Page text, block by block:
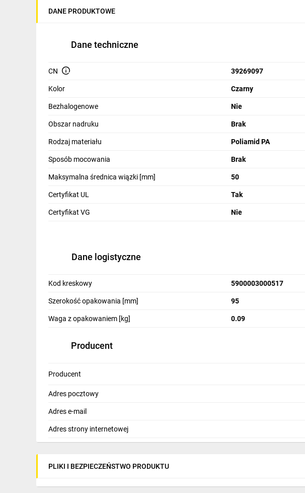
Dom i ogród
Odzież ochronna i BHP
Inne
Budowa i Remont
Elektronika
Smart home
Telewizja naziemna i satelitarna
DANE PRODUKTOWE
Dane techniczne
CN 39269097
Kolor Czarny
Bezhalogenowe Nie
Obszar nadruku Brak
Rodzaj materiału Poliamid PA
Sposób mocowania Brak
Maksymalna średnica wiązki [mm] 50
Certyfikat UL Tak
Certyfikat VG Nie
Dane logistyczne
Kod kreskowy 5900003000517
Szerokość opakowania [mm] 95
Waga z opakowaniem [kg] 0.09
Producent
Producent
Adres pocztowy
Adres e-mail
Adres strony internetowej
PLIKI I BEZPIECZEŃSTWO PRODUKTU